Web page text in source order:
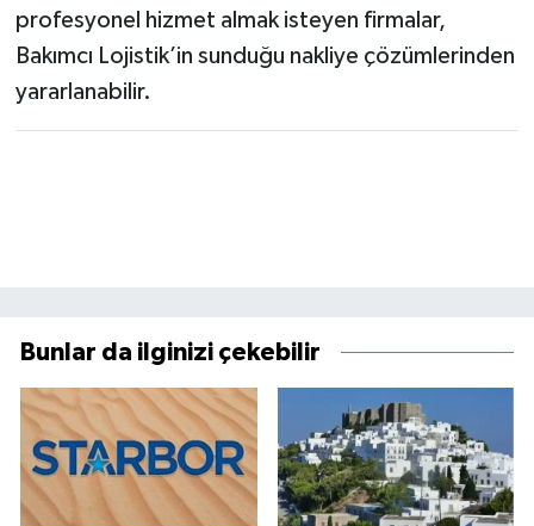
profesyonel hizmet almak isteyen firmalar,
Bakımcı Lojistik’in sunduğu nakliye çözümlerinden
yararlanabilir.
Bunlar da ilginizi çekebilir